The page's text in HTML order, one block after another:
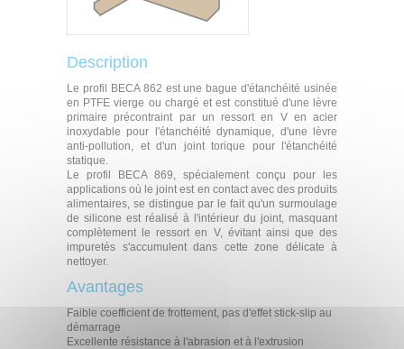
Description
Le profil BECA 862 est une bague d'étanchéité usinée
en PTFE vierge ou chargé et est constitué d'une lèvre
primaire précontraint par un ressort en V en acier
inoxydable pour l'étanchéité dynamique, d'une lèvre
anti-pollution, et d'un joint torique pour l'étanchéité
statique.
Le profil BECA 869, spécialement conçu pour les
applications où le joint est en contact avec des produits
alimentaires, se distingue par le fait qu'un surmoulage
de silicone est réalisé à l'intérieur du joint, masquant
complètement le ressort en V, évitant ainsi que des
impuretés s'accumulent dans cette zone délicate à
nettoyer.
Avantages
Faible coefficient de frottement, pas d'effet stick-slip au
démarrage
Excellente résistance à l'abrasion et à l'extrusion